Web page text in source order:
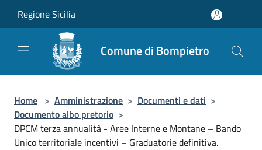
Regione Sicilia
Comune di Bompietro
Home > Amministrazione > Documenti e dati >
Documento albo pretorio >
DPCM terza annualità - Aree Interne e Montane – Bando
Unico territoriale incentivi – Graduatorie definitiva.